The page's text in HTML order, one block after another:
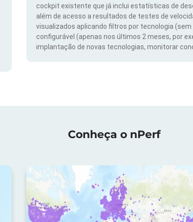
cockpit existente que já inclui estatísticas de
além de acesso a resultados de testes de
visualizados aplicando filtros por tecnologia (sem
configurável (apenas nos últimos 2 meses, por
implantação de novas tecnologias, monitorar
Conheça o nPerf